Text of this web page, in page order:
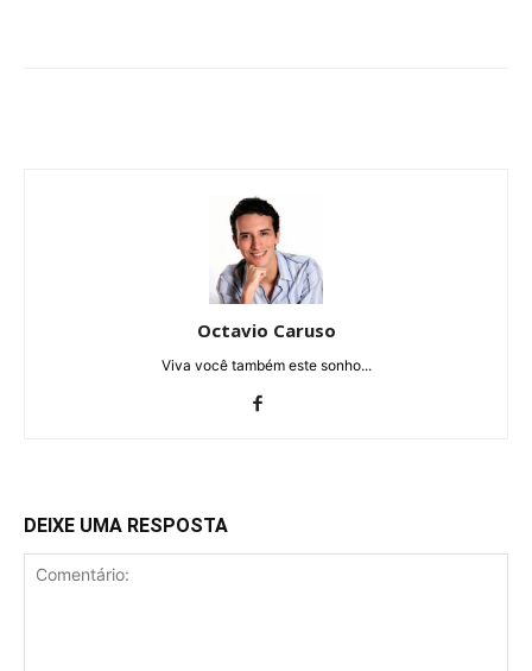
Octavio Caruso
Viva você também este sonho...
DEIXE UMA RESPOSTA